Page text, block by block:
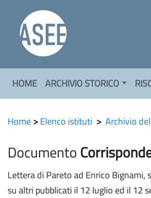
HOME ARCHIVIO STORICO
Home>Elenco istituti > Archivio
Documento
Lettera di Pareto ad Enrico
su altri pubblicati il 12 luglio ed il 12